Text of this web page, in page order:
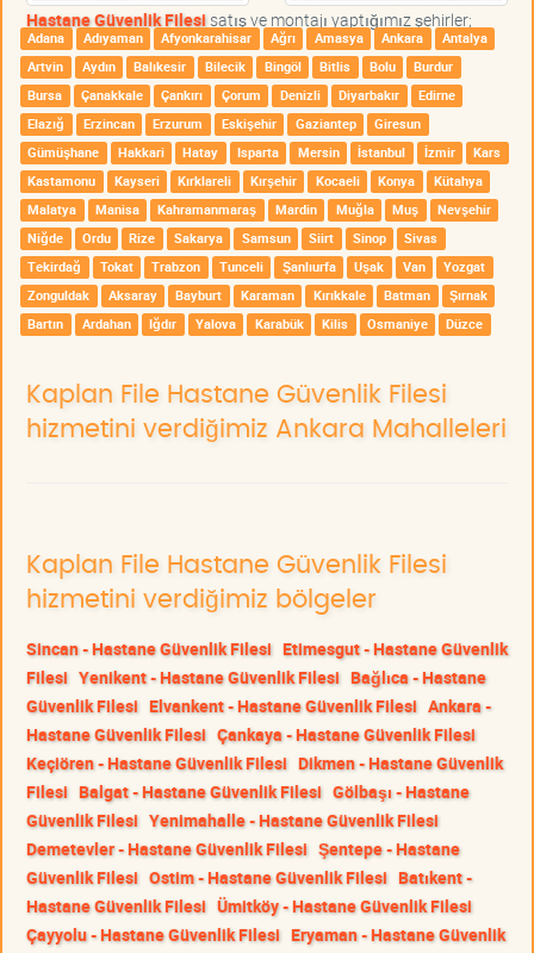
Hastane Güvenlik Filesisatış ve montajı yaptığımız şehirler;
Adana Adıyaman Afyonkarahisar Ağrı Amasya Ankara
Antalya
Artvin
Aydın Balıkesir Bilecik Bingöl Bitlis Bolu
Burdur
Bursa
Çanakkale Çankırı Çorum Denizli Diyarbakır
Edirne
Elazığ
Erzincan Erzurum Eskişehir Gaziantep
Giresun
Gümüşhane
Hakkari Hatay Isparta Mersin İstanbul İzmir
Kars
Kastamonu
Kayseri Kırklareli Kırşehir Kocaeli Konya
Kütahya
Malatya
Manisa Kahramanmaraş Mardin Muğla Muş
Nevşehir
Niğde
Ordu Rize Sakarya Samsun Siirt Sinop
Sivas
Tekirdağ
Tokat Trabzon Tunceli Şanlıurfa Uşak Van
Yozgat
Zonguldak
Aksaray Bayburt Karaman Kırıkkale Batman
Şırnak
Bartın
Ardahan Iğdır Yalova Karabük Kilis Osmaniye Düzce
Kaplan File Hastane Güvenlik Filesi
hizmetini verdiğimiz Ankara Mahalleleri
Kaplan File Hastane Güvenlik Filesi
hizmetini verdiğimiz bölgeler
Sincan - Hastane Güvenlik Filesi Etimesgut - Hastane Güvenlik
Filesi Yenikent - Hastane Güvenlik Filesi Bağlıca - Hastane
Güvenlik Filesi Elvankent - Hastane Güvenlik Filesi Ankara -
Hastane Güvenlik Filesi Çankaya - Hastane Güvenlik Filesi
Keçiören - Hastane Güvenlik Filesi Dikmen - Hastane Güvenlik
Filesi Balgat - Hastane Güvenlik Filesi Gölbaşı - Hastane
Güvenlik Filesi Yenimahalle - Hastane Güvenlik Filesi
Demetevler - Hastane Güvenlik Filesi Şentepe - Hastane
Güvenlik Filesi Ostim - Hastane Güvenlik Filesi Batıkent -
Hastane Güvenlik Filesi Ümitköy - Hastane Güvenlik Filesi
Çayyolu - Hastane Güvenlik Filesi Eryaman - Hastane Güvenlik